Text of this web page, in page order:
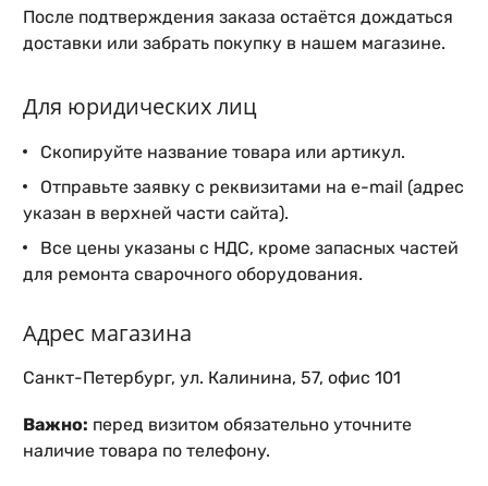
После подтверждения заказа остаётся дождаться
доставки или забрать покупку в нашем магазине.
Для юридических лиц
Скопируйте название товара или артикул.
Отправьте заявку с реквизитами на e-mail (адрес
указан в верхней части сайта).
Все цены указаны с НДС, кроме запасных частей
для ремонта сварочного оборудования.
Адрес магазина
Санкт-Петербург, ул. Калинина, 57, офис 101
Важно: перед визитом обязательно уточните
наличие товара по телефону.